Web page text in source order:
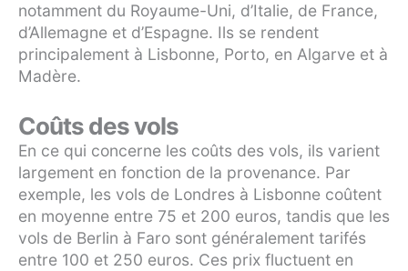
notamment du Royaume-Uni, d’Italie, de France,
d’Allemagne et d’Espagne. Ils se rendent
principalement à Lisbonne, Porto, en Algarve et à
Madère.
Coûts des vols
En ce qui concerne les coûts des vols, ils varient
largement en fonction de la provenance. Par
exemple, les vols de Londres à Lisbonne coûtent
en moyenne entre 75 et 200 euros, tandis que les
vols de Berlin à Faro sont généralement tarifés
entre 100 et 250 euros. Ces prix fluctuent en